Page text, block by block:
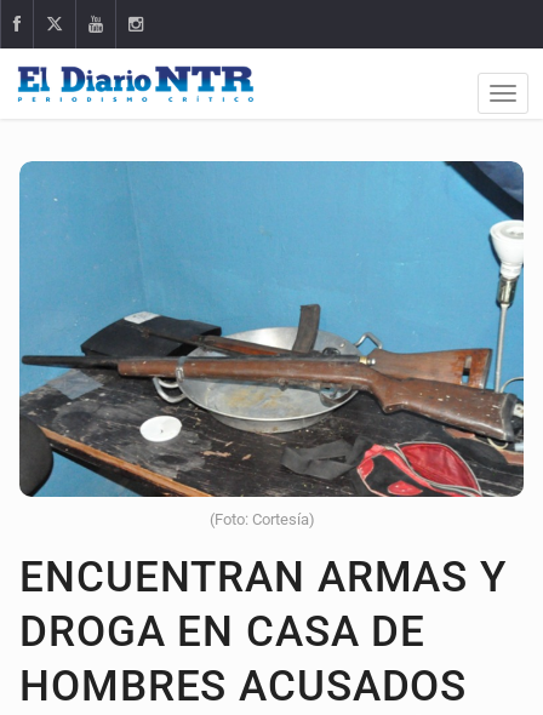
(Foto: Cortesía)
ENCUENTRAN ARMAS Y
DROGA EN CASA DE
HOMBRES ACUSADOS